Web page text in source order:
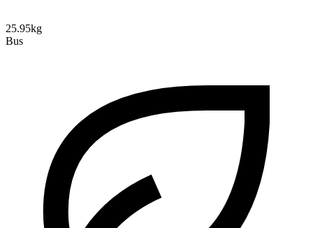
25.95kg
Bus